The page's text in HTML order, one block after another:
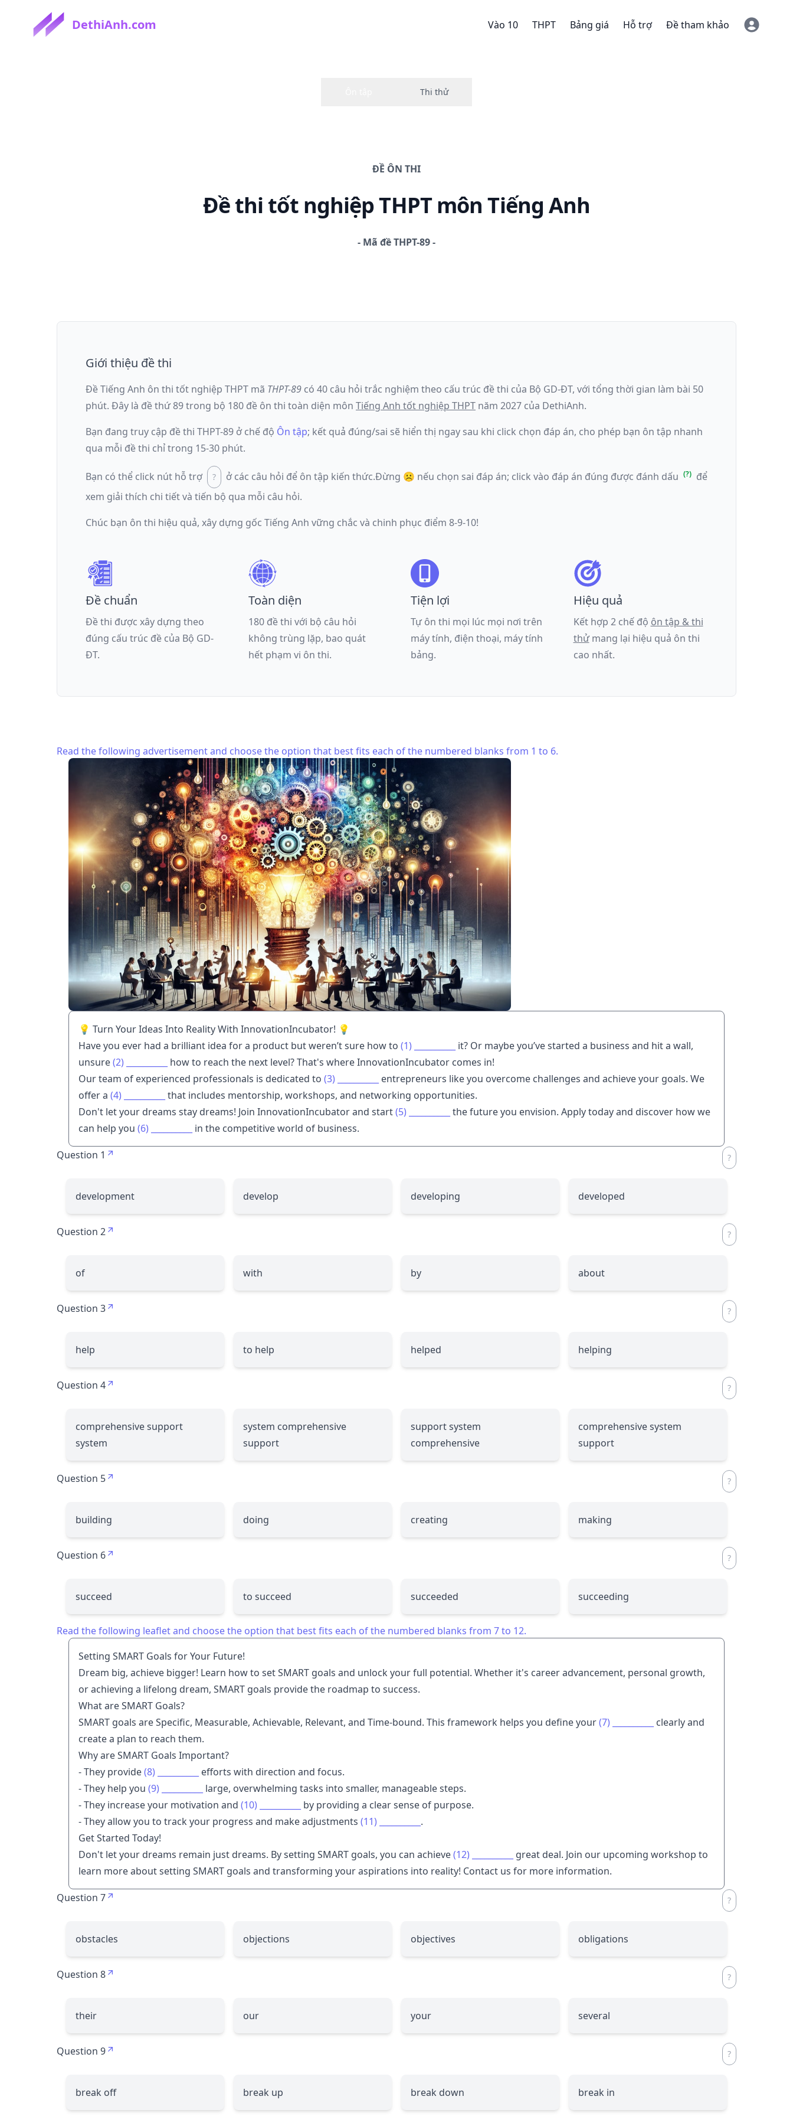
DethiAnh.com Vào 10 THPT Bảng giá Hỗ trợ Đề tham khảo
ĐỀ ÔN THI
Đề thitốt nghiệp THPTmôn Tiếng Anh
- Mã đềTHPT-89
Giới thiệu đề thi
Đề Tiếng Anh ôn thi tốt nghiệp THPT mã THPT-89 có 40 câu hỏi trắc nghiệm theo cấu trúc đề thi của Bộ GD-ĐT, với tổng thời gian làm bài 50
phút. Đây là đềthứ 89trong bộ 180 đề ôn thi toàn diện môn Tiếng Anh tốt nghiệp THPT năm 2027 của DethiAnh.
Bạn đang truy cập đề thi THPT-89 ở chế độ Ôn tập; kết quả đúng/sai sẽ hiển thị ngay sau khi click chọn đáp án, cho phép bạn ôn tập nhanh
qua mỗi đề thi chỉ trong 15-30 phút.
Bạn có thể click nút hỗ trợ ở các câu hỏi để ôn tập kiến thức.Đừng ☹️ nếu chọn sai đáp án; click vào đáp án đúng được đánh dấu
để
xem giải thích chi tiết và tiến bộ qua mỗi câu hỏi.
Chúc bạn ôn thi hiệu quả, xây dựng gốc Tiếng Anh vững chắc và chinh phục điểm 8-9-10!
Đề chuẩn
Đề thi được xây dựng theo
đúng cấu trúc đề của Bộ GD-
ĐT.
Toàn diện
180 đề thi với bộ câu hỏi
không trùng lặp, bao quát
hết phạm vi ôn thi.
Tiện lợi
Tự ôn thi mọi lúc mọi nơi trên
máy tính, điện thoại, máy tính
bảng.
Hiệu quả
Kết hợp 2 chế độ ôn tập & thi
thửmang lại hiệu quả ôn thi
cao nhất.
Read the following advertisement and choose the option that best fits each of the numbered blanks from 1 to 6.
💡 Turn Your Ideas Into Reality With InnovationIncubator! 💡
Have you ever had a brilliant idea for a product but weren’t sure how to (1)
it? Or maybe you’ve started a business and hit a wall,
unsure(2)
how to reach the next level? That's where InnovationIncubator comes in!
Our team of experienced professionals is dedicated to (3)
entrepreneurs like you overcome challenges and achieve your goals. We
offer a (4)
that includes mentorship, workshops, and networking opportunities.
Don't let your dreams stay dreams! Join InnovationIncubator and start(5)
the future you envision. Apply today and discover how we
can help you (6) in the competitive world of business.
Question 1
development develop developing developed
Question 2
of with by about
Question 3
help to help helped helping
Question 4
comprehensive support
system
system comprehensive
support
support system
comprehensive
comprehensive system
support
Question 5
building doing creating making
Question 6
succeed to succeed succeeded succeeding
Read the following leaflet and choose the option that best fits each of the numbered blanks from 7 to 12.
Setting SMART Goals for Your Future!
Dream big, achieve bigger! Learn how to set SMART goals and unlock your full potential. Whether it's career advancement, personal growth,
or achieving a lifelong dream, SMART goals provide the roadmap to success.
What are SMART Goals?
SMART goals are Specific, Measurable, Achievable, Relevant, and Time-bound. This framework helps you define your(7)
clearly and
create a plan to reach them.
Why are SMART Goals Important?
- They provide(8)
efforts with direction and focus.
- They help you (9)
large, overwhelming tasks into smaller, manageable steps.
- They increase your motivation and (10)
by providing a clear sense of purpose.
- They allow you to track your progress and make adjustments (11)
.
Get Started Today!
Don't let your dreams remain just dreams. By setting SMART goals, you can achieve(12)
great deal. Join our upcoming workshop to
learn more about setting SMART goals and transforming your aspirations into reality! Contact us for more information.
Question 7
obstacles objections objectives obligations
Question 8
their our your several
Question 9
break off break up break down break in